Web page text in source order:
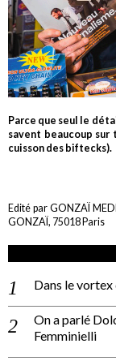
Parce que seul le
savent beaucoup
cuisson des biftecks).
Edité par GONZAÏ
GONZAÏ, 75018 Paris
Dans le vortex
On a parlé
Femminielli